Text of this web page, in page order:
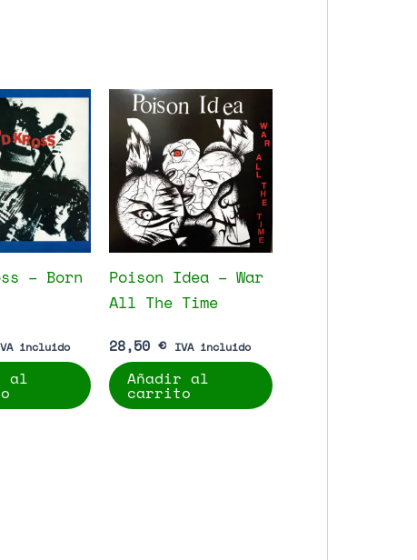
– Born
incluido
al
Poison Idea – War
All The Time
28,50€ IVA incluido
Añadir al
carrito